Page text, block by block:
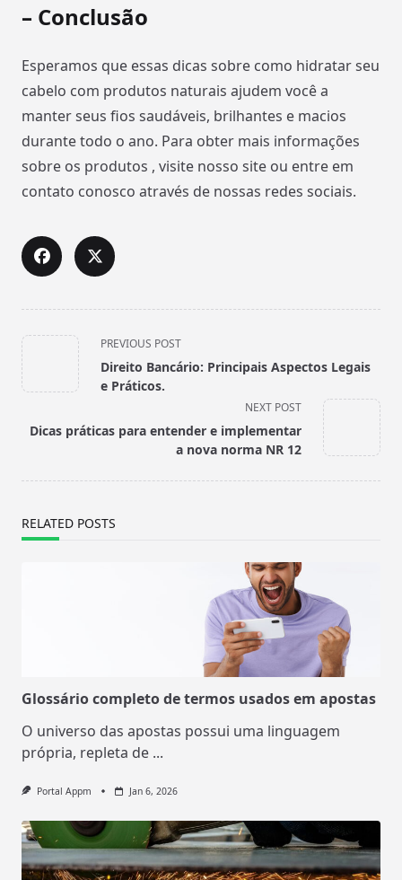
– Conclusão
Esperamos que essas dicas sobre como hidratar seu
cabelo com produtos naturais ajudem você a
manter seus fios saudáveis, brilhantes e macios
durante todo o ano. Para obter mais informações
sobre os produtos , visite nosso site ou entre em
contato conosco através de nossas redes sociais.
<span
class="nav-
subtitle
reader-
PREVIOUS POST
Direito Bancário: Principais Aspectos Legais
e Práticos.
NEXT POST
Dicas práticas para entender e implementar
a nova norma NR 12
RELATED POSTS
Glossário completo de termos usados em apostas
O universo das apostas possui uma linguagem
própria, repleta de ...
Portal Appm Jan 6, 2026